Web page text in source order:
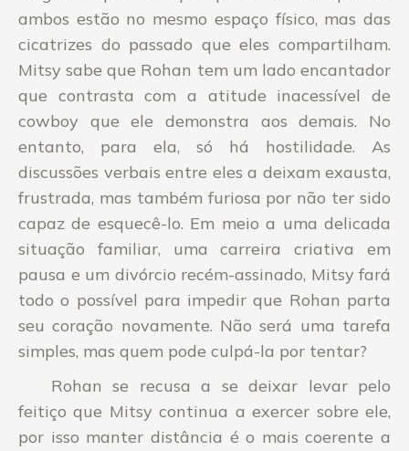
ambos estão no mesmo espaço físico, mas das
cicatrizes do passado que eles compartilham.
Mitsy sabe que Rohan tem um lado encantador
que contrasta com a atitude inacessível de
cowboy que ele demonstra aos demais. No
entanto, para ela, só há hostilidade. As
discussões verbais entre eles a deixam exausta,
frustrada, mas também furiosa por não ter sido
capaz de esquecê-lo. Em meio a uma delicada
situação familiar, uma carreira criativa em
pausa e um divórcio recém-assinado, Mitsy fará
todo o possível para impedir que Rohan parta
seu coração novamente. Não será uma tarefa
simples, mas quem pode culpá-la por tentar?
Rohan se recusa a se deixar levar pelo
feitiço que Mitsy continua a exercer sobre ele,
por isso manter distância é o mais coerente a